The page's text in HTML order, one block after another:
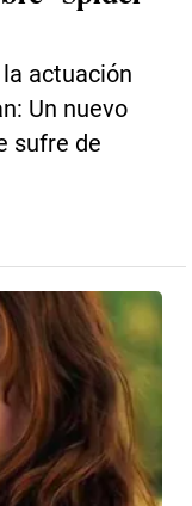
actuación
Un nuevo
sufre de